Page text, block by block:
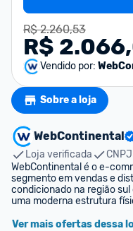
R$ 2.260,53
R$
Vendido por:
Sobre a loja
WebContinental
Loja verificada
WebContinental é o e-
segmento em vendas e
condicionado na região
uma moderna estrutura
Ver mais ofertas dessa